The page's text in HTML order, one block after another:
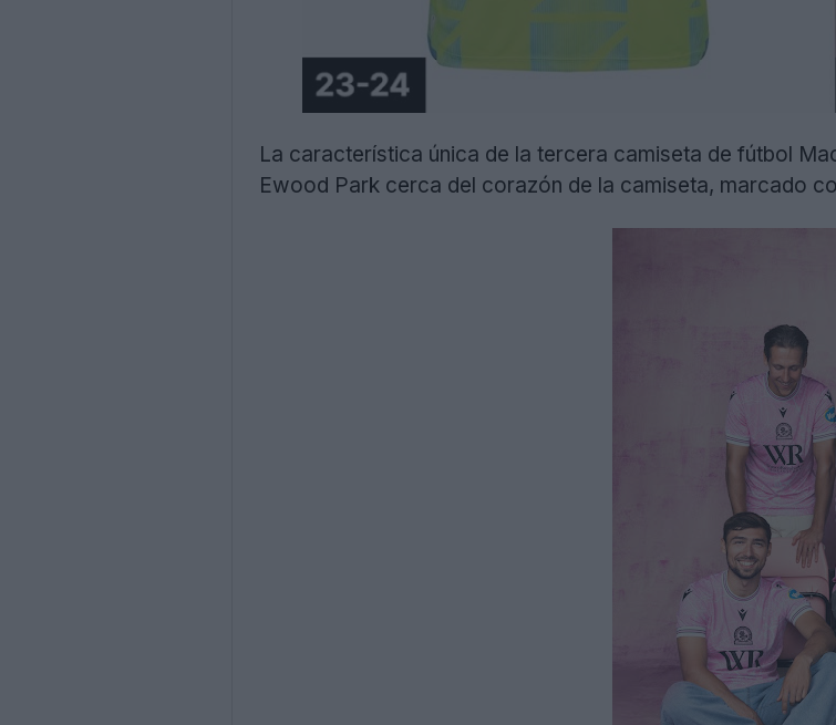
La característica única de la tercera camiseta de fútbol
Ewood Park cerca del corazón de la camiseta, marcado